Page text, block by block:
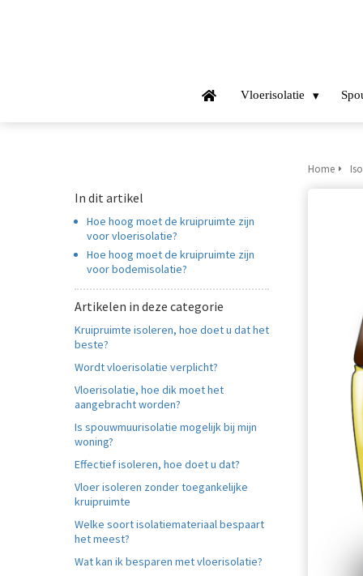
Vloerisolatie
In dit artikel
Hoe hoog moet de kruipruimte zijn
voor vloerisolatie?
Hoe hoog moet de kruipruimte zijn
voor bodemisolatie?
Artikelen in deze categorie
Kruipruimte isoleren, hoe doet u dat het
beste?
Wordt vloerisolatie verplicht?
Vloerisolatie, hoe dik moet het
aangebracht worden?
Is spouwmuurisolatie mogelijk bij mijn
woning?
Effectief isoleren, hoe doet u dat?
Vloer isoleren zonder toegankelijke
kruipruimte
Welke soort isolatiemateriaal bespaart
het meest?
Wat kan ik besparen met vloerisolatie?
Home